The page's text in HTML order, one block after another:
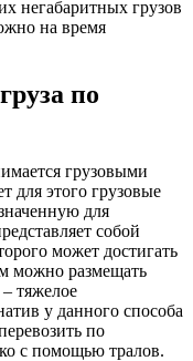
негабаритных грузов
на время
по
грузовыми
для этого грузовые
для
собой
может достигать
можно размещать
тяжелое
у данного способа
по
с помощью тралов.